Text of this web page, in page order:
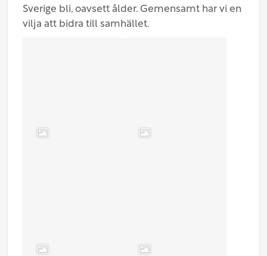
Sverige bli, oavsett ålder. Gemensamt har vi en
vilja att bidra till samhället.